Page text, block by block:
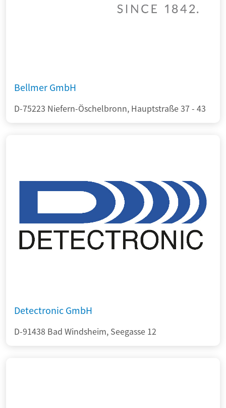
Bellmer GmbH
D-75223 Niefern-Öschelbronn, Hauptstraße 37 - 43
Detectronic GmbH
D-91438 Bad Windsheim, Seegasse 12